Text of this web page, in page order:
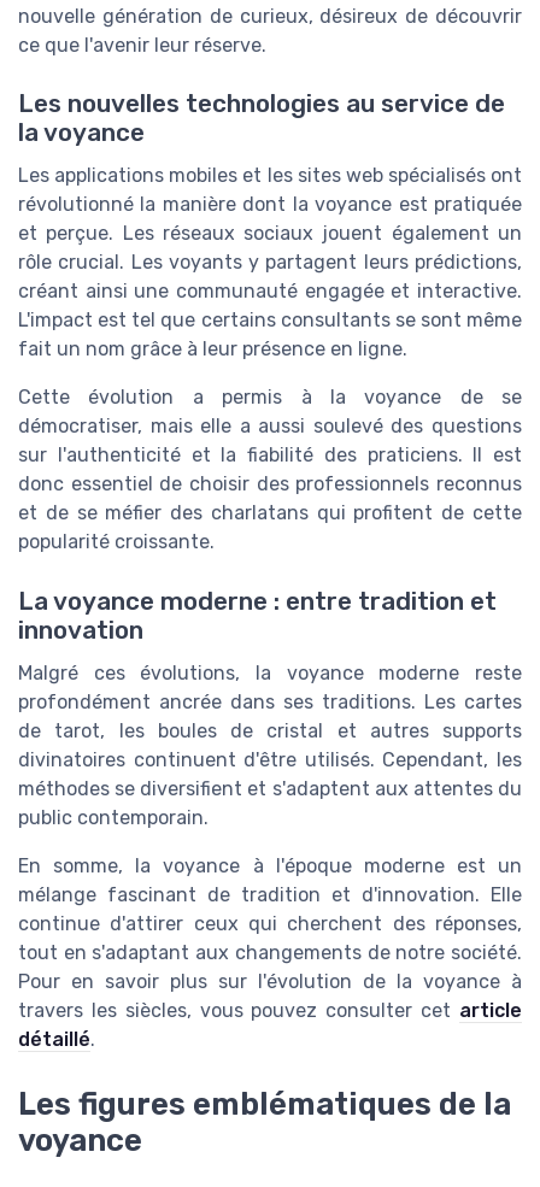
nouvelle génération de curieux, désireux de découvrir
ce que l'avenir leur réserve.
Les nouvelles technologies au service de
la voyance
Les applications mobiles et les sites web spécialisés ont
révolutionné la manière dont la voyance est pratiquée
et perçue. Les réseaux sociaux jouent également un
rôle crucial. Les voyants y partagent leurs prédictions,
créant ainsi une communauté engagée et interactive.
L'impact est tel que certains consultants se sont même
fait un nom grâce à leur présence en ligne.
Cette évolution a permis à la voyance de se
démocratiser, mais elle a aussi soulevé des questions
sur l'authenticité et la fiabilité des praticiens. Il est
donc essentiel de choisir des professionnels reconnus
et de se méfier des charlatans qui profitent de cette
popularité croissante.
La voyance moderne : entre tradition et
innovation
Malgré ces évolutions, la voyance moderne reste
profondément ancrée dans ses traditions. Les cartes
de tarot, les boules de cristal et autres supports
divinatoires continuent d'être utilisés. Cependant, les
méthodes se diversifient et s'adaptent aux attentes du
public contemporain.
En somme, la voyance à l'époque moderne est un
mélange fascinant de tradition et d'innovation. Elle
continue d'attirer ceux qui cherchent des réponses,
tout en s'adaptant aux changements de notre société.
Pour en savoir plus sur l'évolution de la voyance à
travers les siècles, vous pouvez consulter cet article
détaillé.
Les figures emblématiques de la
voyance